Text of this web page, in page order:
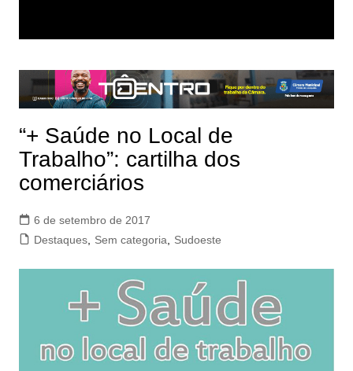
“+ Saúde no Local de
Trabalho”: cartilha dos
comerciários
6 de setembro de 2017
Destaques, Sem categoria, Sudoeste